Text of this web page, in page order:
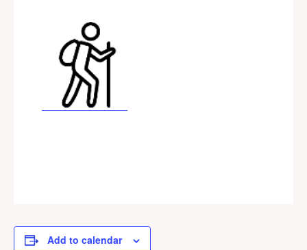
Add to calendar